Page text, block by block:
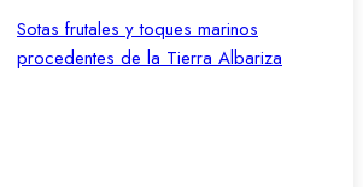
Sotas frutales y toques marinos
procedentes de la Tierra Albariza